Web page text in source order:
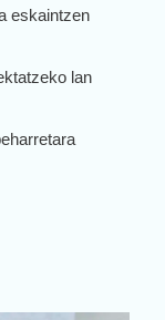
eskaintzen
lan